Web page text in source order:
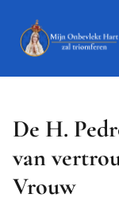
De H.
van
Vrouw